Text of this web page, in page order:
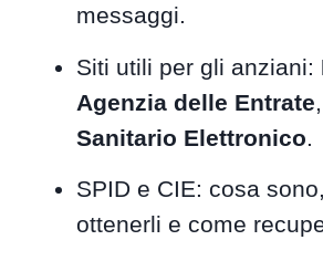
messaggi.
Siti utili per gli anziani:
Agenzia delle Entrate
Sanitario Elettronico
SPID e CIE: cosa
ottenerli e come